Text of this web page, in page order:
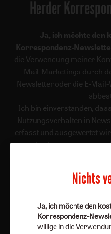
Herder
Ja, ich möchte den
Korrespondenz-
die Verwendung meiner
Mail-Marketings durch
Newsletter oder die E-
Ich bin einverstanden,
Nutzungsverhalten in
erfasst und ausgewertet
meine Interessen
WeiterführendeNichts
Ja, ich möchte den
Korrespondenz-
willige in die